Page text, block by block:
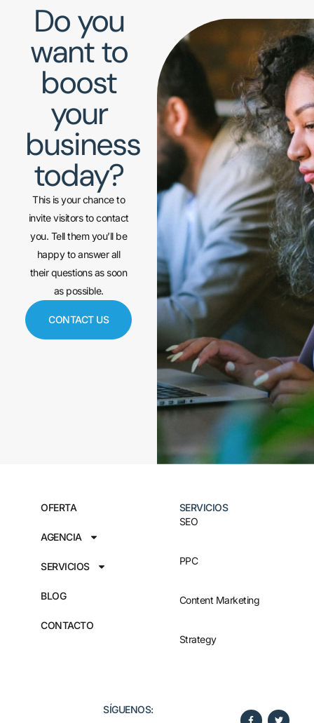
Do you
want to
boost
your
business
today?
This is your chance to
invite visitors to contact
you. Tell them you’ll be
happy to answer all
their questions as soon
as possible.
CONTACT US
OFERTA
AGENCIA
SERVICIOS
BLOG
CONTACTO
SERVICIOS
SEO
PPC
Content Marketing
Strategy
SÍGUENOS:​